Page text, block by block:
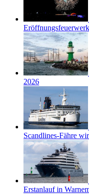
2026
Scandlines-Fähre
Erstanlauf in